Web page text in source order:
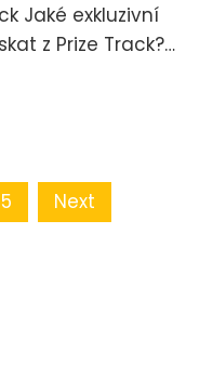
Jaké exkluzivní
z Prize Track?…
5 Next